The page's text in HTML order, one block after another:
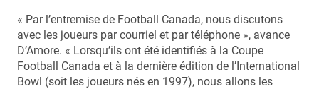
« Par l’entremise de Football Canada, nous discutons
avec les joueurs par courriel et par téléphone », avance
D’Amore. « Lorsqu’ils ont été identifiés à la Coupe
Football Canada et à la dernière édition de l’International
Bowl (soit les joueurs nés en 1997), nous allons les